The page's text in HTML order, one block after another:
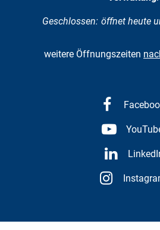
Klicken, um weitere
Geschlossen: öffnet heute
weitere Öffnungszeiten